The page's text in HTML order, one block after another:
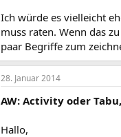
Ich würde es vielleicht
muss raten. Wenn das
paar Begriffe zum
28. Januar 2014
AW: Activity oder
Hallo,